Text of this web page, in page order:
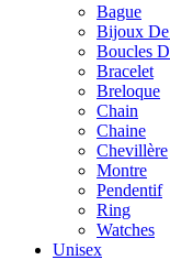
Bague
Bijoux
Boucles
Bracelet
Breloque
Chain
Chaine
Chevillère
Montre
Pendentif
Ring
Watches
Unisex